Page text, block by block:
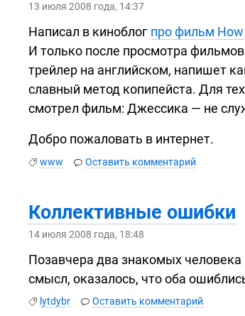
13 июля 2008 года, 14:37
Написал в киноблог про фильм How
И только после просмотра
трейлер на английском, напишет
славный метод копипейста. Для
смотрел фильм: Джессика — не
Добро пожаловать в интернет.
www Оставить комментарий
Коллективные ошибки
14 июля 2008 года, 18:48
Позавчера два знакомых
смысл, оказалось, что оба
lytdybr Оставить комментарий